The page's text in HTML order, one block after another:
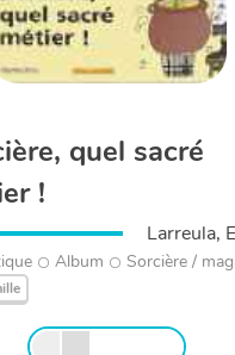
quel sacré
!
Larreula,
Album Sorcière /